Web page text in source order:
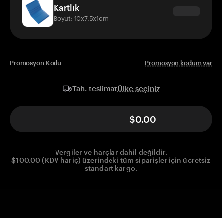
Kartlık
Boyut: 10x7.5x1cm
Promosyon Kodu Promosyon kodum var
Tah. teslimatÜlke seçiniz
$0.00
Vergiler ve harçlar dahil değildir.
$100.00 (KDV hariç) üzerindeki tüm siparişler için ücretsiz
standart kargo.